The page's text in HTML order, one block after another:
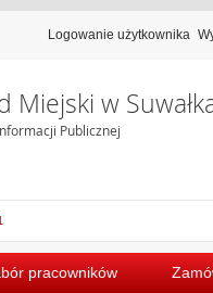
Logowanie użytkownika
Miejski w
Publicznej
pracowników